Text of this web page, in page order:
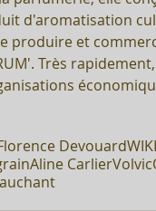
d'aromatisation
produire et
Très
Devouard
Aline CarlierVolvic